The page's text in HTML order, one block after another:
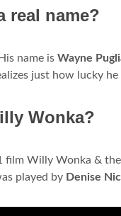
real name?
name is Wayne
just how lucky he
Wonka?
film Willy Wonka &
played by Denise